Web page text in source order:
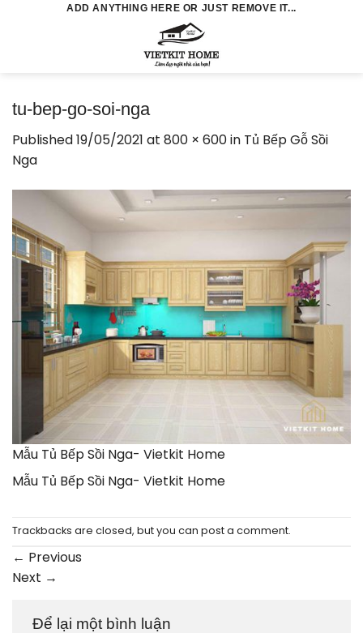
ADD ANYTHING HERE OR JUST REMOVE IT...
tu-bep-go-soi-nga
Published19/05/2021 at 800 × 600in Tủ Bếp Gỗ Sồi
Nga
Mẫu Tủ Bếp Sồi Nga- Vietkit Home
Mẫu Tủ Bếp Sồi Nga- Vietkit Home
Trackbacks are closed, but you can post a comment.
← Previous
Next →
Để lại một bình luận